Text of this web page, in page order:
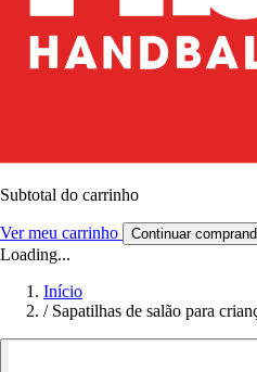
Subtotal do carrinho
Ver meu carrinho Continuar
Loading...
Início
/ Sapatilhas de salão para